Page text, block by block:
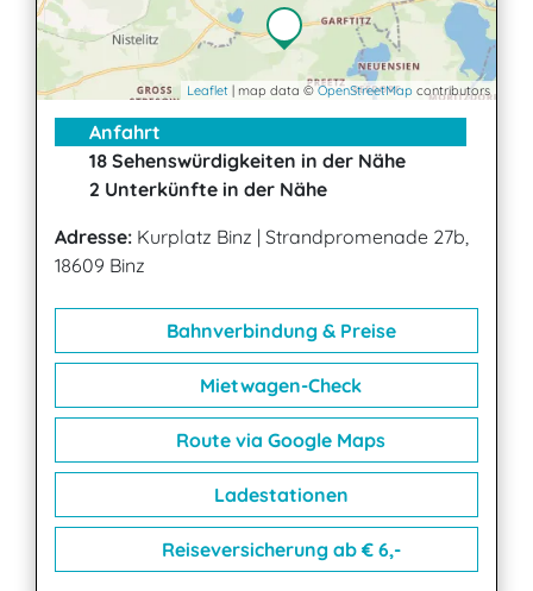
Leaflet | map data ©OpenStreetMap contributors
Anfahrt
18 Sehenswürdigkeiten in der Nähe
2 Unterkünfte in der Nähe
Adresse: Kurplatz Binz | Strandpromenade 27b,
18609 Binz
Bahnverbindung & Preise
Mietwagen-Check
Route via Google Maps
Ladestationen
Reiseversicherung ab € 6,-